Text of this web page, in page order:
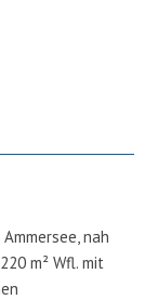
nah
m² Wfl. mit